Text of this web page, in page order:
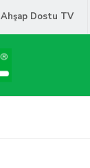
Ahşap Dostu TV